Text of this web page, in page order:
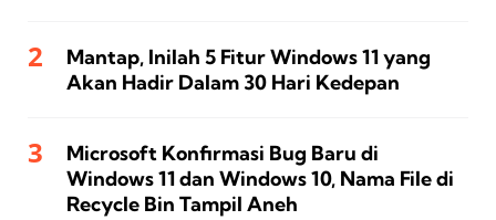
Mantap, Inilah 5 Fitur Windows 11 yang
Akan Hadir Dalam 30 Hari Kedepan
Microsoft Konfirmasi Bug Baru di
Windows 11 dan Windows 10, Nama File di
Recycle Bin Tampil Aneh